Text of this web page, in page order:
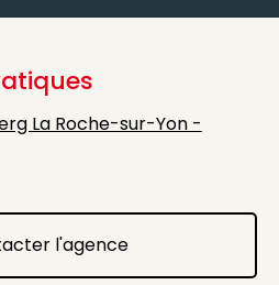
La Roche-sur-Yon -
Contacter l'agence
l'agence